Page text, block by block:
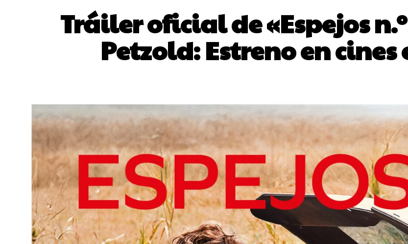
Tráiler oficial de «Espejos
Petzold: Estreno en